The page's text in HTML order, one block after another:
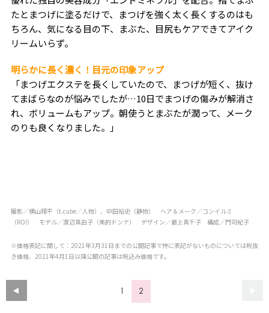
たとまつげに塗るだけで、まつげを強く太く長くするのはも
ちろん、気になる目の下、まぶた、目尻もケアできてアイク
リームいらず。
明らかに長く濃く！目元の印象アップ
「まつげエクステを長くしていたので、まつげが短く、抜け
てまばらなのが悩みでしたが…10日でまつげの傷みが解消さ
れ、ボリュームもアップ。朝使うとまぶたが潤って、メーク
のりも良くなりました。」
撮影／横山翔平（t.cube／人物）、中田裕史（静物） ヘア＆メーク／コンイルミ
（ROI） モデル／渡辺真由子（美的ドンナ） デザイン／最上真千子 構成／門司紀子
※価格表記に関して：2021年3月31日までの公開記事で特に表記がないものについては税抜
き価格、2021年4月1日以降公開の記事は税込み価格です。
1 2